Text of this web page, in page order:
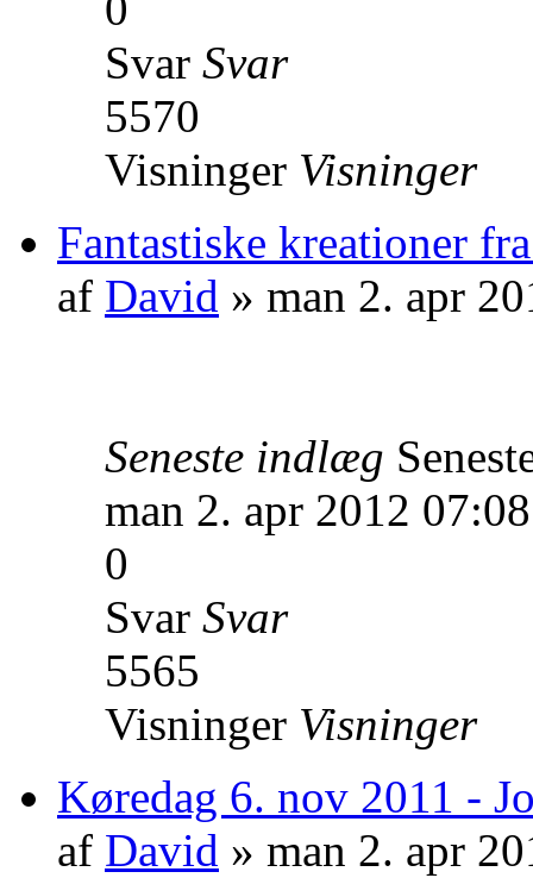
Svar Svar
5570
Visninger Visninger
Fantastiske kreationer
af David » man 2. apr
Seneste indlæg
man 2. apr 2012 07:08
0
Svar Svar
5565
Visninger Visninger
Køredag 6. nov 2011 -
af David » man 2. apr